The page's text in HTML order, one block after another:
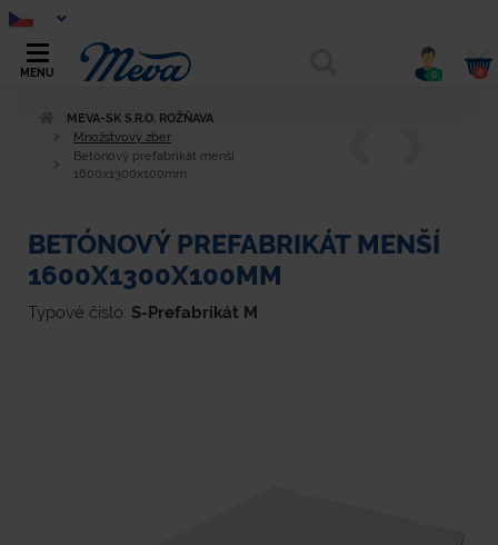
MENU 0 0
MEVA-SK S.R.O. ROŽŇAVA
Množstvový zber
Betónový prefabrikát menší
1600x1300x100mm
BETÓNOVÝ PREFABRIKÁT MENŠÍ
1600X1300X100MM
Typové číslo: S-Prefabrikát M